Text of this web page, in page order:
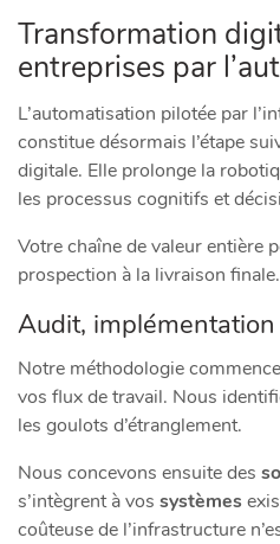
Transformation
entreprises par
L’automatisation pilotée par
constitue désormais l’étape
digitale. Elle prolonge la
les processus cognitifs et
Votre chaîne de valeur entière
prospection à la livraison finale.
Audit,
Notre méthodologie
vos flux de travail. Nous
les goulots d’étranglement.
Nous concevons ensuite des
s’intègrent à vos systèmes
coûteuse de l’infrastructure